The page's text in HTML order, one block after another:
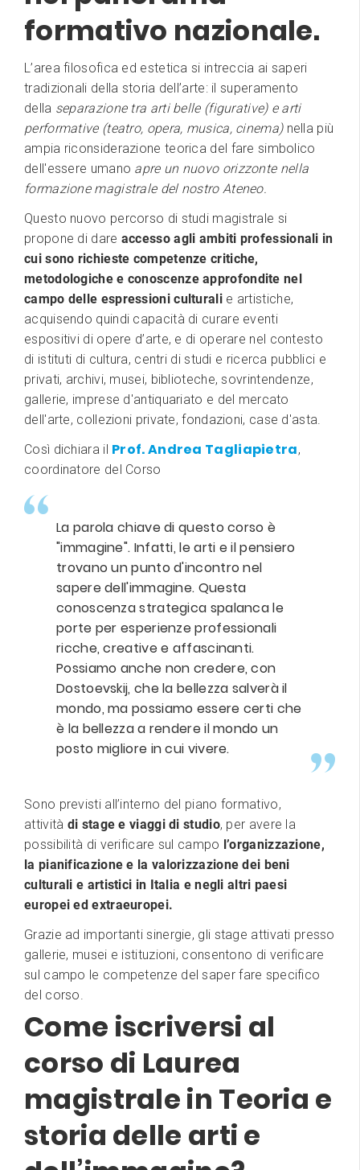
formativo nazionale.
L’area filosofica ed estetica si intreccia ai saperi
tradizionali della storia dell’arte: ​il superamento
della separazione tra arti belle (figurative) e arti
performative(teatro, opera, musica, cinema) ​ nella più
ampia riconsiderazione teorica del fare simbolico
dell'essere umano apre un nuovo orizzonte nella
formazione magistrale del nostro Ateneo.
Questo nuovo percorso di studi magistrale si
propone di dare accesso agli ambiti professionali in
cui sono richieste competenze critiche,
metodologiche e conoscenze approfondite nel
campo delle espressioni culturalie artistiche,
acquisendo quindi capacità di curare eventi
espositivi di opere d’arte, ​e di operare nel contesto
di istituti di cultura, centri di studi e ricerca pubblici e
privati, archivi, musei, biblioteche, sovrintendenze,
gallerie, imprese d'antiquariato e ​del mercato
dell'arte, ​collezioni private, fondazioni, case d'asta.
Così dichiara il Prof. Andrea Tagliapietra,
coordinatore del Corso
La parola chiave di questo corso è
"immagine". Infatti, le arti e il pensiero
trovano un punto d'incontro nel
sapere dell'immagine. Questa
conoscenza strategica spalanca le
porte per esperienze professionali
ricche, creative e affascinanti.
Possiamo anche non credere, con
Dostoevskij, che la bellezza salverà il
mondo, ma possiamo essere certi che
è la bellezza a rendere il mondo un
posto migliore in cui vivere.
Sono previsti all’interno del piano formativo,
attività di stage e viaggi di studio, per avere la
possibilità di verificare sul campo l’organizzazione,
la pianificazione e la valorizzazione dei beni
culturali e artistici in Italia e negli altri paesi
europei ed extraeuropei.
Grazie ad importanti sinergie, gli stage ​attivati presso
gallerie, musei e istituzioni, consentono di verificare
sul campo le competenze del saper fare specifico
del corso.
Come iscriversi al
corso di Laurea
magistrale in Teoria e
storia delle arti e